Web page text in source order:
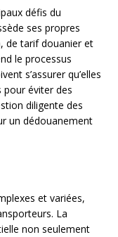
défis du
ses propres
de tarif douanier et
le processus
s’assurer qu’elles
éviter des
diligente des
un dédouanement
et variées,
La
non seulement